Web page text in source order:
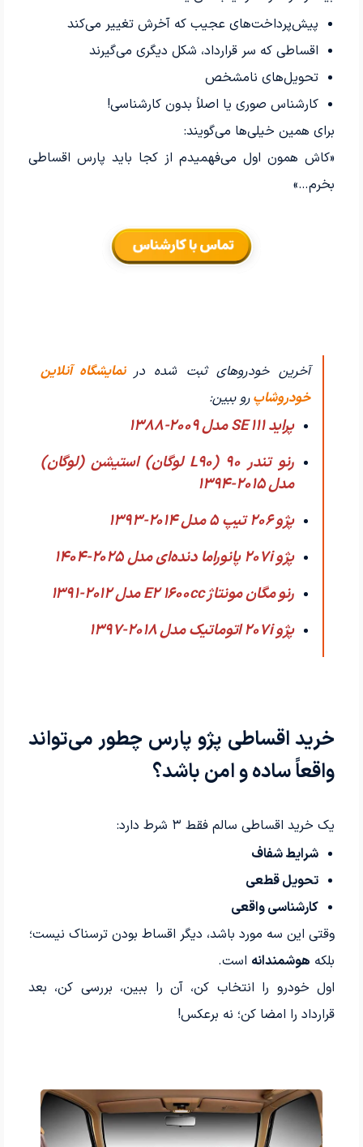
پیش‌پرداخت‌های عجیب که آخرش تغییر می‌کند
اقساطی که سر قرارداد، شکل دیگری می‌گیرند
تحویل‌های نامشخص
کارشناس صوری یا اصلاً بدون کارشناسی!
برای همین خیلی‌ها می‌گویند:
«کاش همون اول می‌فهمیدم از کجا باید پارس اقساطی
بخرم…»
آخرین خودروهای ثبت شده در نمایشگاه آنلاین
خودروشاپرو ببین:
پراید 111 SE مدل 2009-1388
رنو تندر 90 (L90 لوگان) استیشن (لوگان)
مدل 2015-1394
پژو 206 تیپ ۵ مدل 2014-1393
پژو 207i پانوراما دنده‌ای مدل 2025-1404
رنو مگان مونتاژ E2 1600cc مدل 2012-1391
پژو 207i اتوماتیک مدل 2018-1397
خرید اقساطی پژو پارس چطور می‌تواند
واقعاً ساده و امن باشد؟
یک خرید اقساطی سالم فقط ۳ شرط دارد:
شرایط شفاف
تحویل قطعی
کارشناسی واقعی
وقتی این سه مورد باشد، دیگر اقساط بودن ترسناک نیست؛
بلکه هوشمندانه است.
اول خودرو را انتخاب کن، آن را ببین، بررسی کن، بعد
قرارداد را امضا کن؛ نه برعکس!